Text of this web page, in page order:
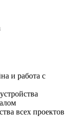
и работа с
всех проектов